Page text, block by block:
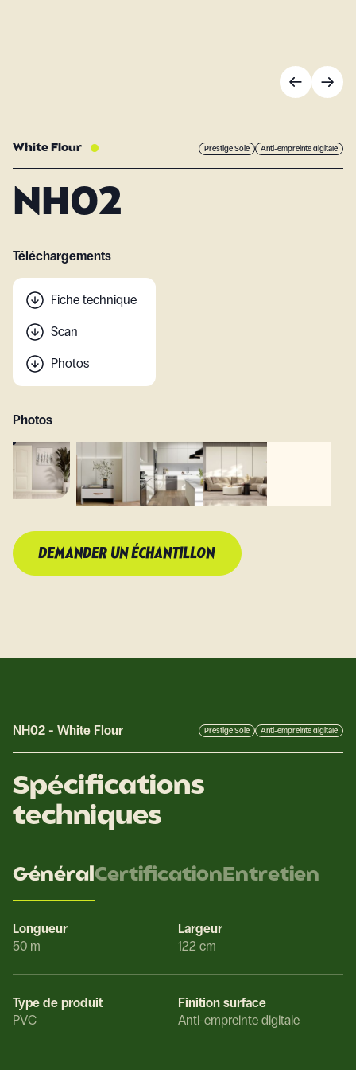
White Flour Prestige Soie Anti-empreinte digitale
NH02
Téléchargements
Fiche technique
Scan
Photos
Photos
DEMANDER UN ÉCHANTILLON
NH02 - White Flour Prestige Soie Anti-empreinte digitale
Spécifications
techniques
GénéralCertificationEntretien
Longueur
50 m
Largeur
122 cm
Type de produit
PVC
Finition surface
Anti-empreinte digitale